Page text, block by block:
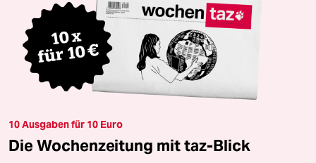
10 Ausgaben für 10 Euro
Die Wochenzeitung mit taz-Blick